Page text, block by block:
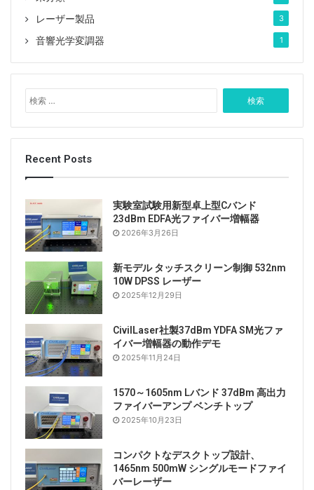
開くと、LCD に現在のパワーと波長範囲が表示されま
す。
中央の四角ボタンを押して、電力の設定を開始します。
上下キーは値のサイズを調整するために使用されます。
キーをONにするとActiveインジケーターが点灯し、レ
ーザー出力が開始されます。
シングルモード ファイバーレーザー
ファイバー出力
レーザー製品 3
音響光学変調器 1
索
:
Recent Posts
実験室試験用新型卓上型Cバンド
23dBm EDFA光ファイバー増幅器
2026年3月26日
新モデル タッチスクリーン制御 532nm
10W DPSS レーザー
2025年12月29日
CivilLaser社製37dBm YDFA SM光ファ
イバー増幅器の動作デモ
2025年11月24日
1570～1605nm Lバンド 37dBm 高出力
ファイバーアンプ ベンチトップ
2025年10月23日
コンパクトなデスクトップ設計、
1465nm 500mW シングルモードファイ
バーレーザー